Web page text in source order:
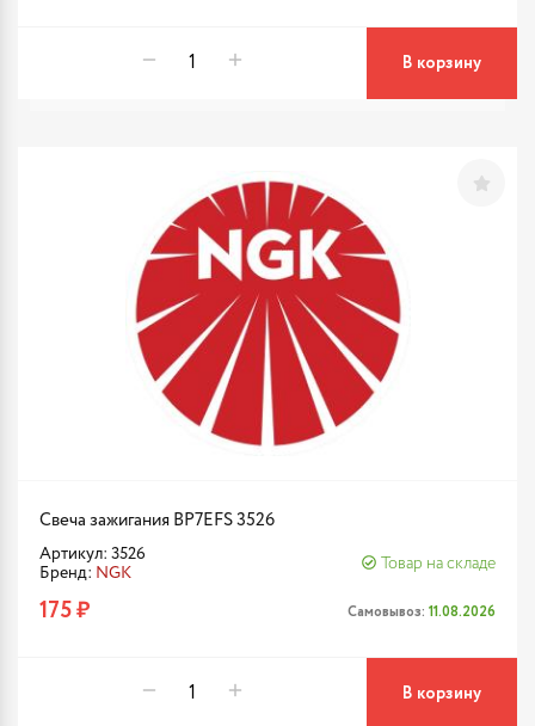
В корзину
Свеча зажигания BP7EFS 3526
Артикул: 3526
Бренд: NGK
Товар на складе
175 ₽ Самовывоз: 11.08.2026
В корзину